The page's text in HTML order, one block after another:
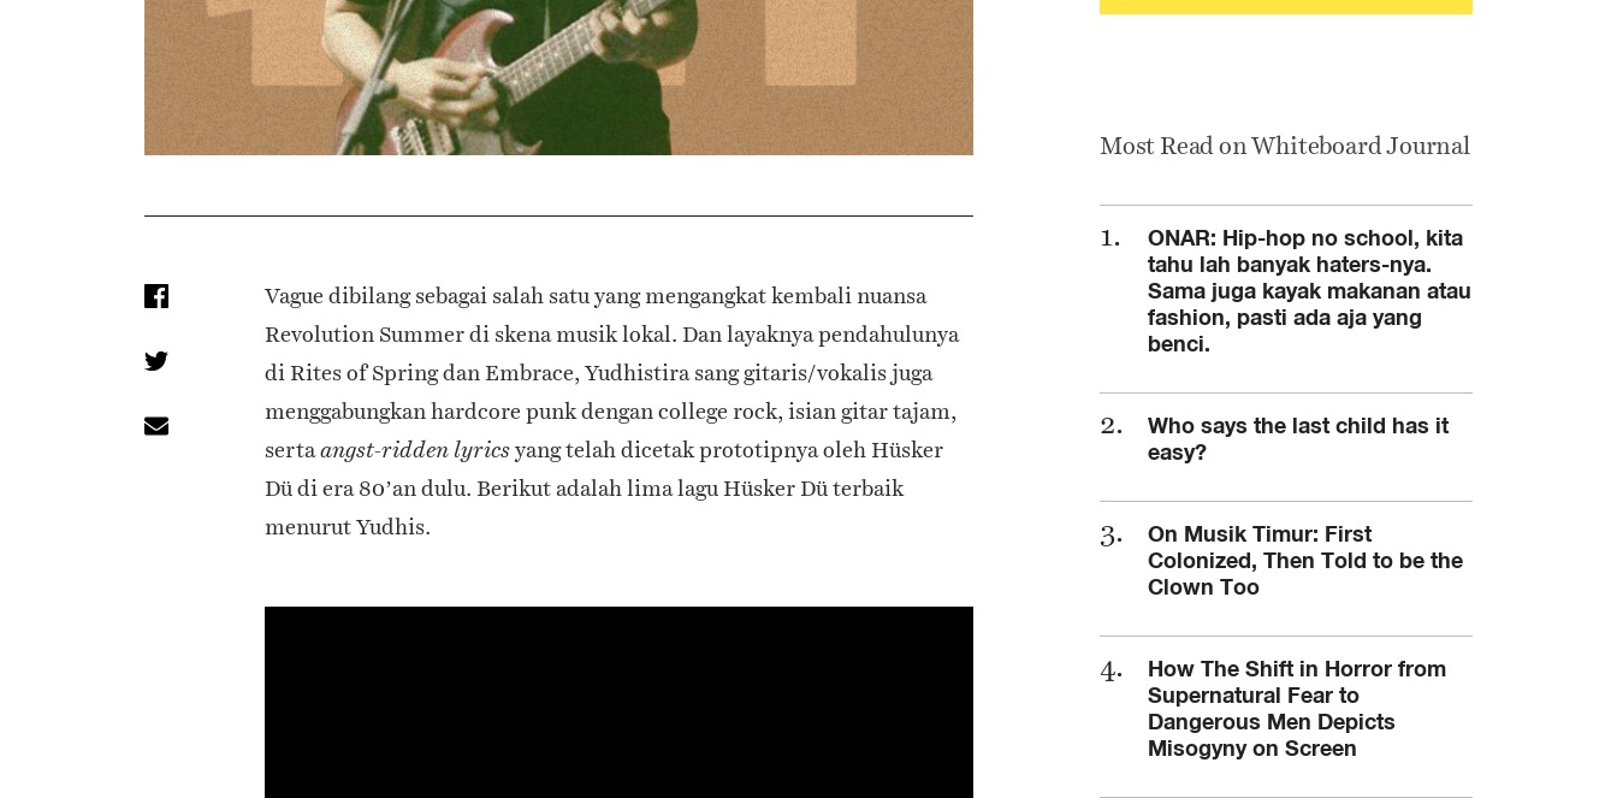
Vague dibilang sebagai salah satu yang mengangkat kembali nuansa
Revolution Summer di skena musik lokal. Dan layaknya pendahulunya
di Rites of Spring dan Embrace, Yudhistira sang gitaris/vokalis juga
menggabungkan hardcore punk dengan college rock, isian gitar tajam,
sertaangst-ridden lyricsyang telah dicetak prototipnya oleh Hüsker
Dü di era 80’an dulu. Berikut adalah lima lagu Hüsker Dü terbaik
menurut Yudhis.
Most Read on Whiteboard Journal
ONAR: Hip-hop no school, kita
tahu lah banyak haters-nya.
Sama juga kayak makanan atau
fashion, pasti ada aja yang
benci.
Who says the last child has it
easy?
On Musik Timur: First
Colonized, Then Told to be the
Clown Too
How The Shift in Horror from
Supernatural Fear to
Dangerous Men Depicts
Misogyny on Screen